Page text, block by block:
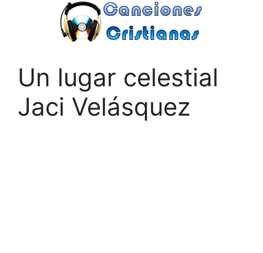
Un lugar celestial
Jaci Velásquez